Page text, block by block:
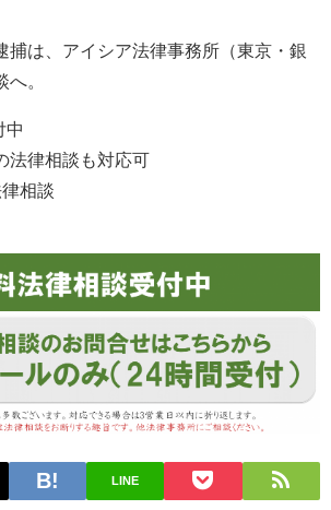
捕は、アイシア法律事務所（東京・銀
。
中
法律相談も対応可
相談
LINE